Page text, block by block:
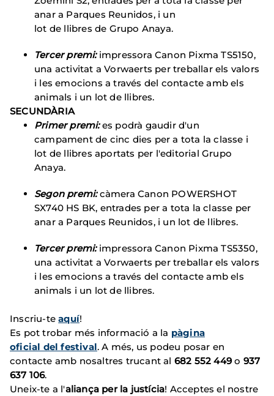
anar a Parques Reunidos, i un
lot de llibres de Grupo Anaya.
Tercer premi:impressora Canon Pixma TS5150,
una activitat a Vorwaerts per treballar els valors
i les emocions a través del contacte amb els
animals i un lot de llibres.
SECUNDÀRIA
Primer premi:es podrà gaudir d'un
campament de cinc dies per a tota la classe i
lot de llibres aportats per l'editorial Grupo
Anaya.
Segon premi:càmera Canon POWERSHOT
SX740 HS BK, entrades per a tota la classe per
anar a Parques Reunidos, i un lot de llibres.
Tercer premi:impressora Canon Pixma TS5350,
una activitat a Vorwaerts per treballar els valors
i les emocions a través del contacte amb els
animals i un lot de llibres.
Inscriu-teaquí!
Es pot trobar més informació a la pàgina
oficial del festival. A més, us podeu posar en
contacte amb nosaltres trucant al 682 552 449o 937
637 106.
Uneix-te a l'aliança per la justícia! Acceptes el nostre